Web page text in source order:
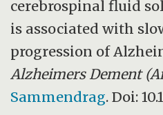
cerebrospinal fluid
is associated with
progression of
Alzheimers Dement
Sammendrag. Doi: